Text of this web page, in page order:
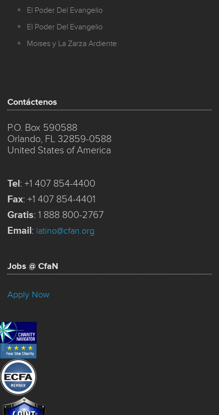
El Poder Del Evangelio
El Poder Del Evangelio
Moises y La Zarza Ardiente
Contáctenos
P.O. Box 590588
Orlando, FL 32859-0588
United States of America
Tel: +1 407 854-4400
Fax: +1 407 854-4401
Gratis: 1 888 800-2767
Email: latino@cfan.org
Jobs @ CfaN
Apply Now